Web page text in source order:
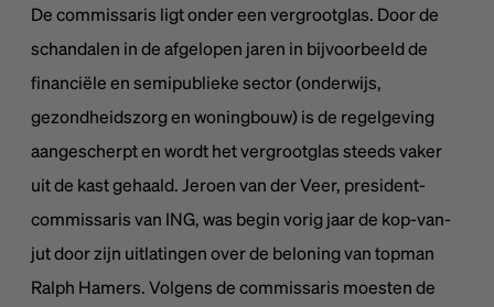
De commissaris ligt onder een vergrootglas. Door de
schandalen in de afgelopen jaren in bijvoorbeeld de
financiële en semipublieke sector (onderwijs,
gezondheidszorg en woningbouw) is de regelgeving
aangescherpt en wordt het vergrootglas steeds vaker
uit de kast gehaald. Jeroen van der Veer, president-
commissaris van ING, was begin vorig jaar de kop-van-
jut door zijn uitlatingen over de beloning van topman
Ralph Hamers. Volgens de commissaris moesten de